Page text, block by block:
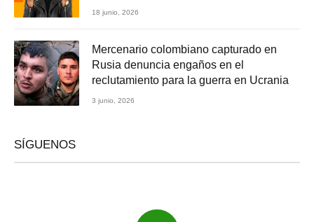
18 junio, 2026
Mercenario colombiano capturado en
Rusia denuncia engaños en el
reclutamiento para la guerra en Ucrania
3 junio, 2026
SÍGUENOS